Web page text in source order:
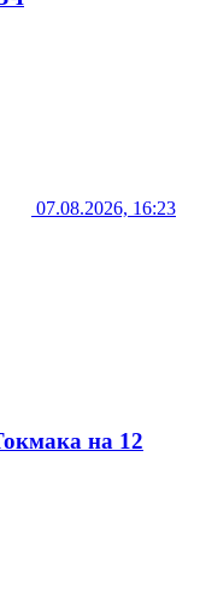
07.08.2026, 16:23
на 12